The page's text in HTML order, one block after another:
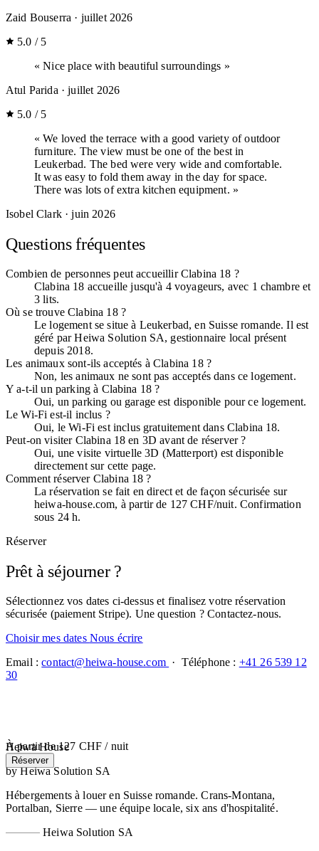
Zaid Bouserra · juillet 2026
5.0 / 5
« Nice place with beautiful surroundings »
Atul Parida · juillet 2026
5.0 / 5
« We loved the terrace with a good variety of outdoor
furniture. The view must be one of the best in
Leukerbad. The bed were very wide and comfortable.
It was easy to fold them away in the day for space.
There was lots of extra kitchen equipment. »
Isobel Clark· juin 2026
Questions fréquentes
Combien de personnes peut accueillir Clabina 18 ?
Clabina 18 accueille jusqu'à 4 voyageurs, avec 1 chambre et
3 lits.
Où se trouve Clabina 18 ?
Le logement se situe à Leukerbad, en Suisse romande. Il est
géré par Heiwa Solution SA, gestionnaire local présent
depuis 2018.
Les animaux sont-ils acceptés à Clabina 18 ?
Non, les animaux ne sont pas acceptés dans ce logement.
Y a-t-il un parking à Clabina 18 ?
Oui, un parking ou garage est disponible pour ce logement.
Le Wi-Fi est-il inclus ?
Oui, le Wi-Fi est inclus gratuitement dans Clabina 18.
Peut-on visiter Clabina 18 en 3D avant de réserver ?
Oui, une visite virtuelle 3D (Matterport) est disponible
directement sur cette page.
Comment réserver Clabina 18 ?
La réservation se fait en direct et de façon sécurisée sur
heiwa-house.com, à partir de 127 CHF/nuit. Confirmation
sous 24 h.
Réserver
Prêt à séjourner ?
Sélectionnez vos dates ci-dessus et finalisez votre réservation
sécurisée (paiement Stripe). Une question ? Contactez-nous.
Choisir mes dates Nous écrire
Email :contact@heiwa-house.com · Téléphone : +41 26 539 12
30
À partir de 127 CHF / nuit
Réserver
Heiwa House
by Heiwa Solution SA
Hébergements à louer en Suisse romande. Crans-Montana,
Portalban, Sierre — une équipe locale, six ans d'hospitalité.
Heiwa Solution SA